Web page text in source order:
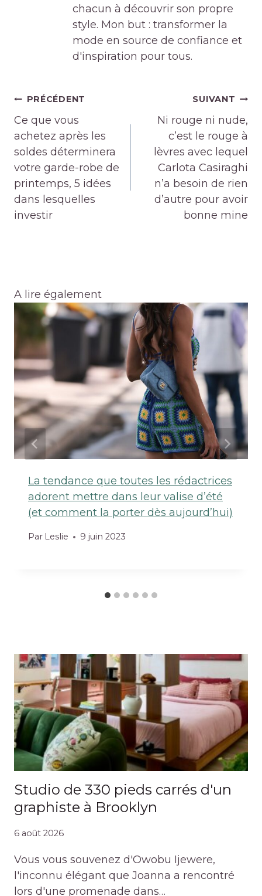
chacun à découvrir son propre
style. Mon but : transformer la
mode en source de confiance et
d'inspiration pour tous.
Navigation
de
l’article
PRÉCÉDENT
Ce que vous
achetez après les
soldes déterminera
votre garde-robe de
printemps, 5 idées
dans lesquelles
investir
SUIVANT
Ni rouge ni nude,
c’est le rouge à
lèvres avec lequel
Carlota Casiraghi
n’a besoin de rien
d’autre pour avoir
bonne mine
A lire également
La tendance que toutes les rédactrices
adorent mettre dans leur valise d’été
(et comment la porter dès aujourd’hui)
Par Leslie 9 juin 2023
Studio de 330 pieds carrés d'un
graphiste à Brooklyn
6 août 2026
Vous vous souvenez d'Owobu Ijewere,
l'inconnu élégant que Joanna a rencontré
lors d'une promenade dans…